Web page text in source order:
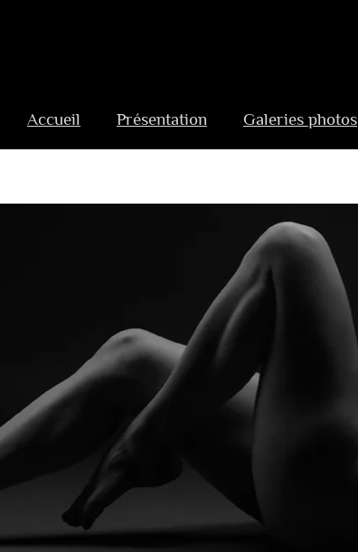
Accueil Présentation Galeries photos